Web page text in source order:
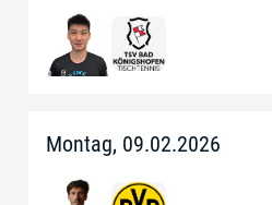
Montag, 09.02.2026